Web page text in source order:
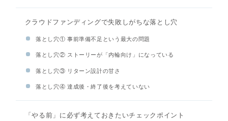
クラウドファンディングで失敗しがちな落とし穴
落とし穴① 事前準備不足という最大の問題
落とし穴② ストーリーが「内輪向け」になっている
落とし穴③ リターン設計の甘さ
落とし穴④ 達成後・終了後を考えていない
「やる前」に必ず考えておきたいチェックポイント